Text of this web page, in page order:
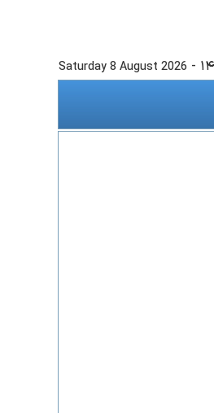
-
Saturday 8 August 2026